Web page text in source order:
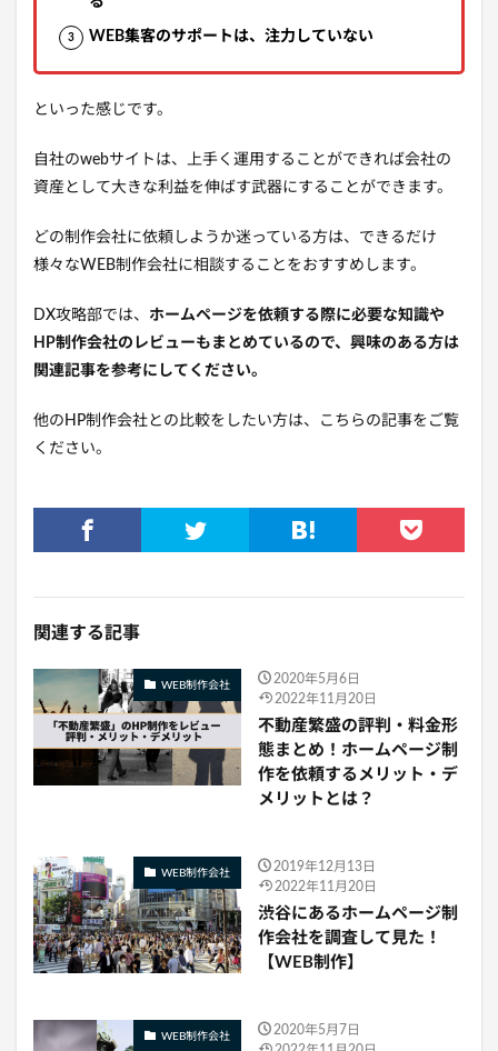
WEB集客のサポートは、注力していない
といった感じです。
自社のwebサイトは、上手く運用することができれば会社の
資産として大きな利益を伸ばす武器にすることができます。
どの制作会社に依頼しようか迷っている方は、できるだけ
様々なWEB制作会社に相談することをおすすめします。
DX攻略部では、 ホームページを依頼する際に必要な知識や
HP制作会社のレビューもまとめているので、興味のある方は
関連記事を参考にしてください。
他のHP制作会社との比較をしたい方は、こちらの記事をご覧
ください。
関連する記事
WEB制作会社
2020年5月6日
2022年11月20日
不動産繁盛の評判・料金形
態まとめ！ホームページ制
作を依頼するメリット・デ
メリットとは？
WEB制作会社
2019年12月13日
2022年11月20日
渋谷にあるホームページ制
作会社を調査して見た！
【WEB制作】
WEB制作会社
2020年5月7日